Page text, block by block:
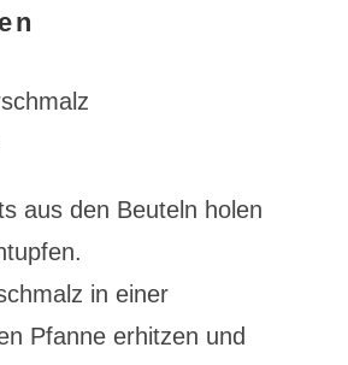
aus den Beuteln holen
in einer
Pfanne erhitzen und